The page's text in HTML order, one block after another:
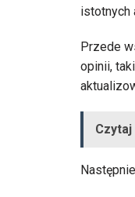
istotnych
Przede
opinii,
Czytaj